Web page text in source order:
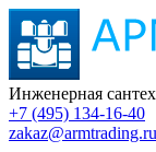
Инженерная
+7 (495) 134-16-40
zakaz@armtrading.ru